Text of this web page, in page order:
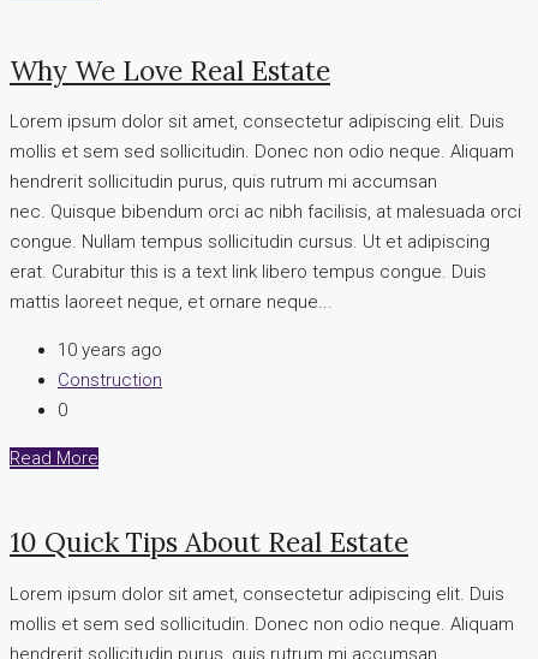
Why We Love Real Estate
Lorem ipsum dolor sit amet, consectetur adipiscing elit. Duis
mollis et sem sed sollicitudin. Donec non odio neque. Aliquam
hendrerit sollicitudin purus, quis rutrum mi accumsan
nec. Quisque bibendum orci ac nibh facilisis, at malesuada orci
congue. Nullam tempus sollicitudin cursus. Ut et adipiscing
erat. Curabitur this is a text link libero tempus congue. Duis
mattis laoreet neque, et ornare neque...
10 years ago
Construction
0
Read More
10 Quick Tips About Real Estate
Lorem ipsum dolor sit amet, consectetur adipiscing elit. Duis
mollis et sem sed sollicitudin. Donec non odio neque. Aliquam
hendrerit sollicitudin purus, quis rutrum mi accumsan